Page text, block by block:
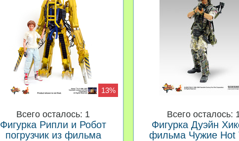
13%
Всего осталось: 1
Фигурка Рипли и Робот
погрузчик из фильма
Всего осталось:
Фигурка Дуэйн
фильма Чужие Hot